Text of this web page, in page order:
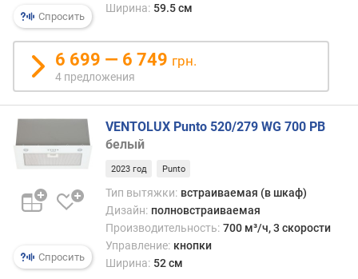
м
ь
ы
й
р
о
в
е
ш
у
Спросить
Ширина: 59.5 см
6 699 — 6 749 грн.
4 предложения
Спросить
VENTOLUX Punto 520/279 WG 700 PB
белый
2023 год Punto
Тип вытяжки: встраиваемая (в шкаф)
Дизайн: полновстраиваемая
Производительность: 700 м³/ч, 3 скорости
Управление: кнопки
Ширина: 52 см